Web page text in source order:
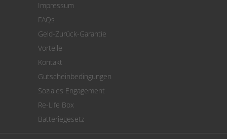
Cookie Einstellungen
Impressum
FAQs
Geld-Zurück-Garantie
Vorteile
Kontakt
Gutscheinbedingungen
Soziales Engagement
Re-Life Box
Batteriegesetz